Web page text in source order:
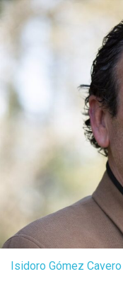
Isidoro Gómez Cavero